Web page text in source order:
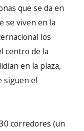
que se da en
se viven en la
los
centro de la
en la plaza,
siguen el
corredores (un